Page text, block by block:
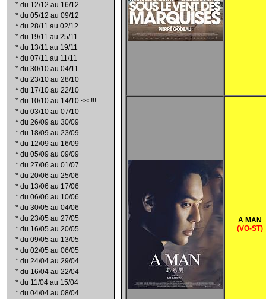
* du 12/12 au 16/12
* du 05/12 au 09/12
* du 28/11 au 02/12
* du 19/11 au 25/11
* du 13/11 au 19/11
* du 07/11 au 11/11
* du 30/10 au 04/11
* du 23/10 au 28/10
* du 17/10 au 22/10
* du 10/10 au 14/10 << !!!
* du 03/10 au 07/10
* du 26/09 au 30/09
* du 18/09 au 23/09
* du 12/09 au 16/09
* du 05/09 au 09/09
* du 27/06 au 01/07
* du 20/06 au 25/06
* du 13/06 au 17/06
* du 06/06 au 10/06
* du 30/05 au 04/06
* du 23/05 au 27/05
* du 16/05 au 20/05
* du 09/05 au 13/05
* du 02/05 au 06/05
* du 24/04 au 29/04
* du 16/04 au 22/04
* du 11/04 au 15/04
* du 04/04 au 08/04
A MAN
(VO-ST)